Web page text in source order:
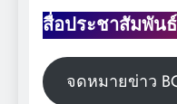
สื่อประชาสัมพันธ์
จดหมายข่าว